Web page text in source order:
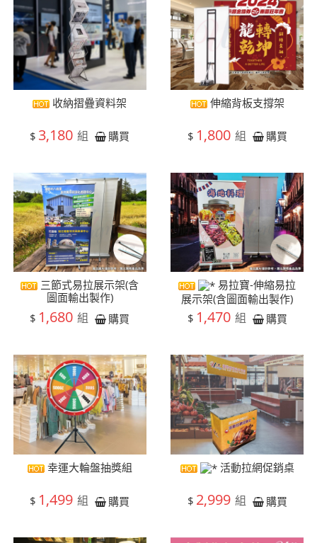
收納摺疊資料架
$ 3,180 組 購買
伸縮背板支撐架
$ 1,800 組 購買
三節式易拉展示架(含
圖面輸出製作)
$ 1,680 組 購買
易拉寶-伸縮易拉
展示架(含圖面輸出製作)
$ 1,470 組 購買
幸運大輪盤抽獎組
$ 1,499 組 購買
活動拉網促銷桌
$ 2,999 組 購買